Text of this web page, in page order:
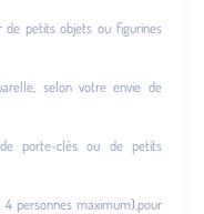
de petits objets ou figurines
selon votre envie de
porte-clés ou de petits
personnes maximum),pour